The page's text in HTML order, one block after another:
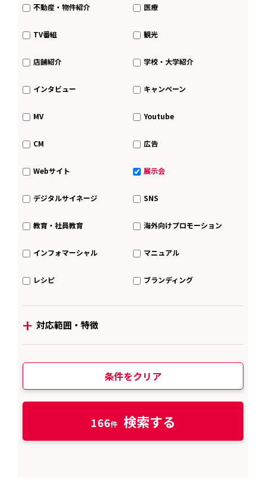
不動産・物件紹介 医療
TV番組 観光
店舗紹介 学校・大学紹介
インタビュー キャンペーン
MV Youtube
CM 広告
Webサイト 展示会
デジタルサイネージ SNS
教育・社員教育 海外向けプロモーション
インフォマーシャル マニュアル
レシピ ブランディング
+ 対応範囲・特徴
条件をクリア
166 検索する